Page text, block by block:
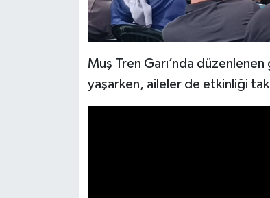
Muş Tren Garı’nda
yaşarken, aileler de etkinliği